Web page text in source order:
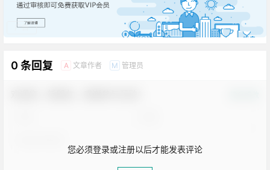
广告
0 条回复 A 文章作者 M 管理员
您必须登录或注册以后才能发表评论